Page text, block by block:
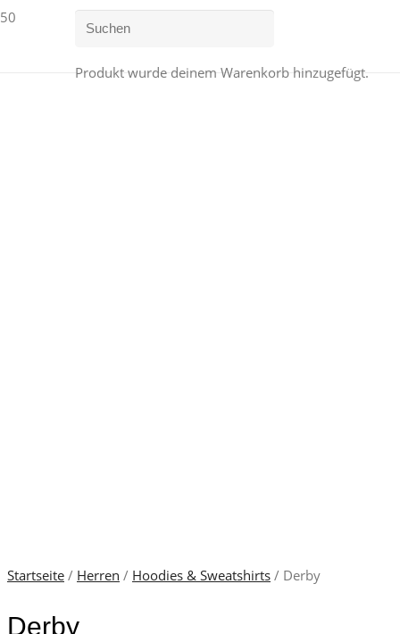
Produkt wurde deinem Warenkorb hinzugefügt.
Startseite / Herren / Hoodies & Sweatshirts / Derby
Derby